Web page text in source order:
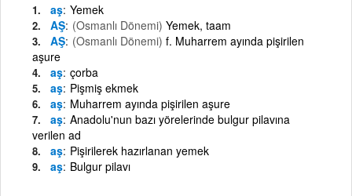
aş Yemek
AŞ (Osmanlı Dönemi) Yemek, taam
AŞ (Osmanlı Dönemi) f. Muharrem ayında pişirilen
aşure
aş çorba
aş Pişmiş ekmek
aş Muharrem ayında pişirilen aşure
aş Anadolu'nun bazı yörelerinde bulgur pilavına
verilen ad
aş Pişirilerek hazırlanan yemek
aş Bulgur pilavı